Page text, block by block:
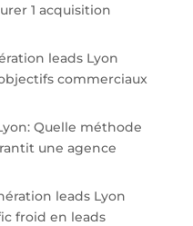
1 acquisition
leads Lyon
commerciaux
Quelle méthode
une agence
leads Lyon
froid en leads